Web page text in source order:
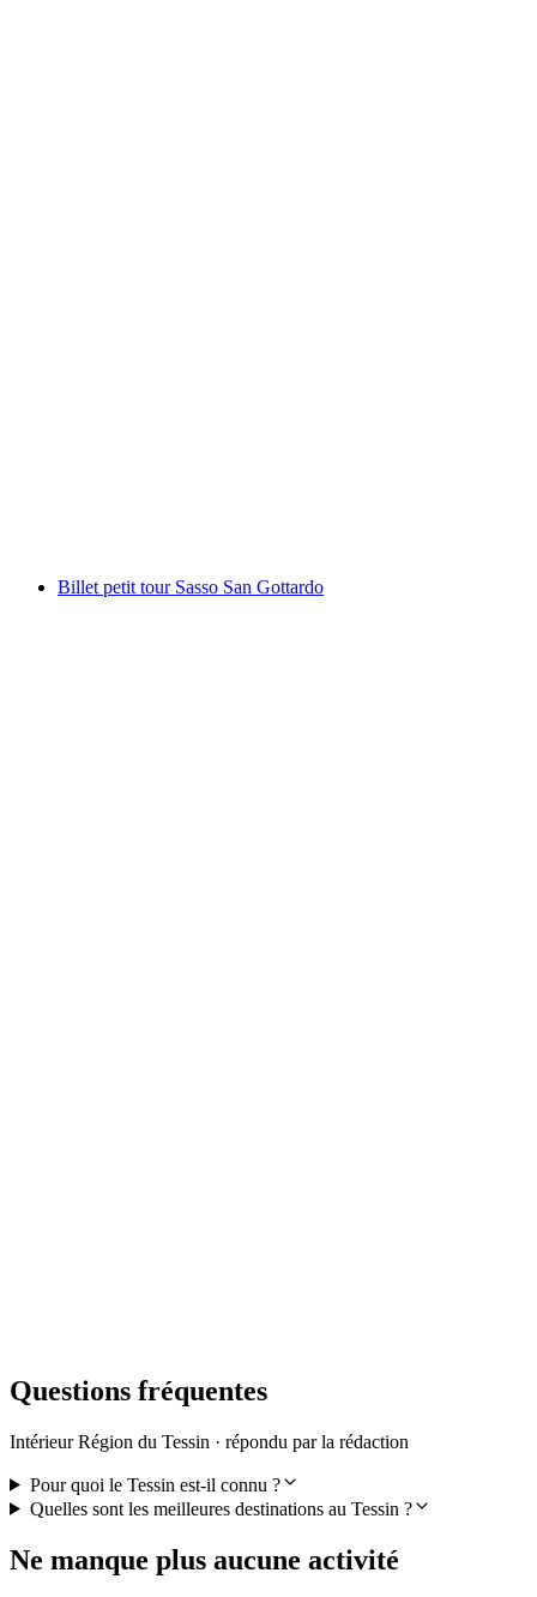
Billet petit tour Sasso San Gottardo
Questions fréquentes
Intérieur Région du Tessin · répondu par la rédaction
Pour quoi le Tessin est-il connu ?
Quelles sont les meilleures destinations au Tessin ?
Ne manque plus aucune activité